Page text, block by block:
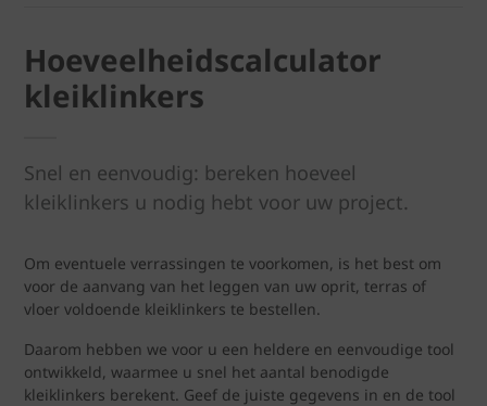
Hoeveelheidscalculator
kleiklinkers
Snel en eenvoudig: bereken hoeveel
kleiklinkers u nodig hebt voor uw project.
Om eventuele verrassingen te voorkomen, is het best om
voor de aanvang van het leggen van uw oprit, terras of
vloer voldoende kleiklinkers te bestellen.
Daarom hebben we voor u een heldere en eenvoudige tool
ontwikkeld, waarmee u snel het aantal benodigde
kleiklinkers berekent. Geef de juiste gegevens in en de tool